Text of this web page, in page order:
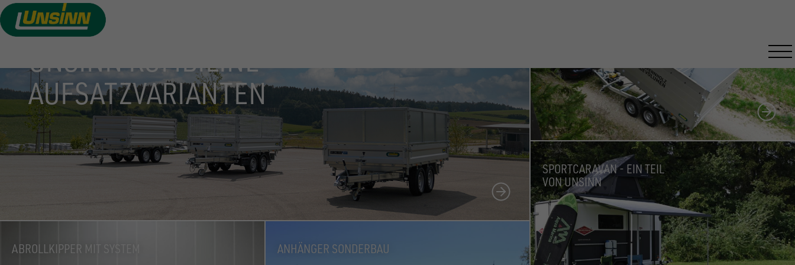
Direkt
zum
InhaltUNSINN KOMBILINE
AUFSATZVARIANTEN
ABROLLKIPPER MIT SYSTEM ANHÄNGER SONDERBAU
SPORTCARAVAN - EIN TEIL
VON UNSINN